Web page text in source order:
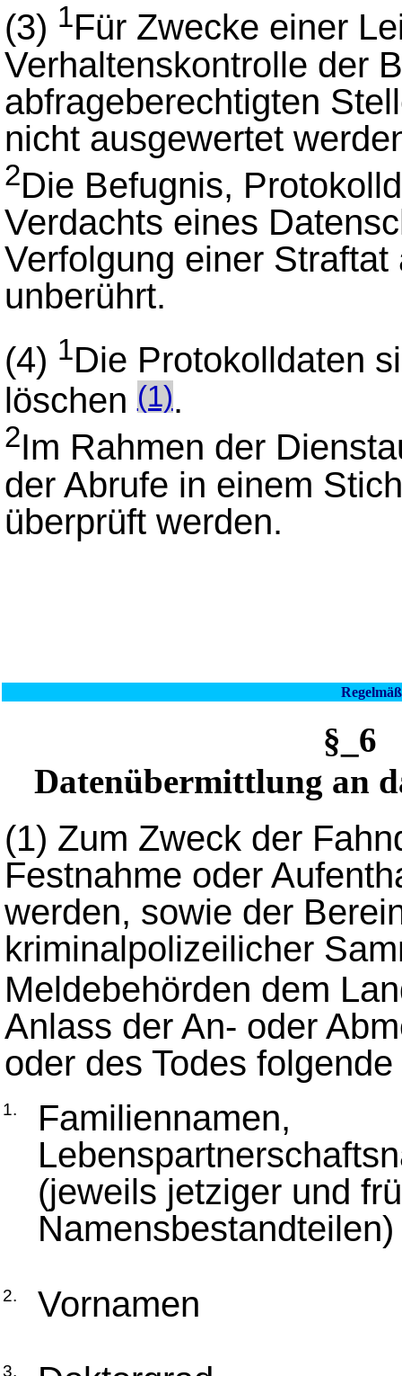
(3) 1Für Zwecke einer
Verhaltenskontrolle der
abfrageberechtigten
nicht ausgewertet
2Die Befugnis,
Verdachts eines
Verfolgung einer
unberührt.
(4) 1Die Protokolldaten
löschen(1).
2Im Rahmen der
der Abrufe in einem
überprüft werden.
§_6
Datenübermittlung an
(1) Zum Zweck der
Festnahme oder
werden, sowie der
kriminalpolizeilicher
Meldebehörden dem
Anlass der An- oder
oder des Todes
1.
Familiennamen,
(jeweils jetziger und
Namensbestandteilen)
2. Vornamen
3.